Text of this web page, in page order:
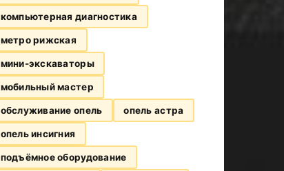
компьютерная диагностика
метро рижская
мини-экскаваторы
мобильный мастер
обслуживание опель опель астра
опель инсигния
подъёмное оборудование